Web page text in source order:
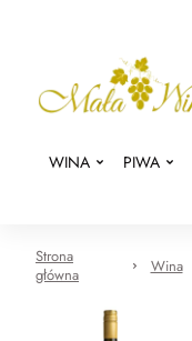
WINA PIWA
Strona
główna
Wina